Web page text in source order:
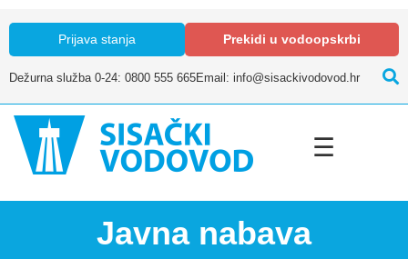
Prijava stanja Prekidi u vodoopskrbi
Dežurna služba 0-24: 0800 555 665Email: info@sisackivodovod.hr
☰
Javna nabava